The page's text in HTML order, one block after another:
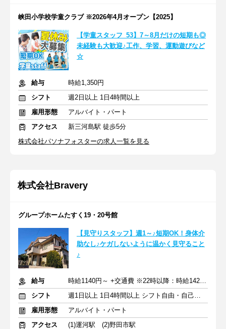
峡田小学校学童クラブ ※2026年4月オープン【2025】
【学童スタッフ_53】7～8月だけの短期も◎
未経験も大歓迎♪工作、学習、運動遊びなど
☆
給与
時給1,350円
シフト
週2日以上 1日4時間以上
雇用形態
アルバイト・パート
アクセス
新三河島駅 徒歩5分
株式会社パソナフォスターの求人一覧を見る
株式会社Bravery
グループホームたすく19・20号館
【見守りスタッフ】週1～♪短期OK！身体介
助なし♪ケガしないように温かく見守ること
♪
給与
時給1140円～ +交通費 ※22時以降：時給1425円～
シフト
週1日以上 1日4時間以上 シフト自由・自己申告
雇用形態
アルバイト・パート
アクセス
(1)運河駅 (2)野田市駅